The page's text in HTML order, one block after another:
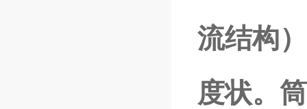
流结构
度状。